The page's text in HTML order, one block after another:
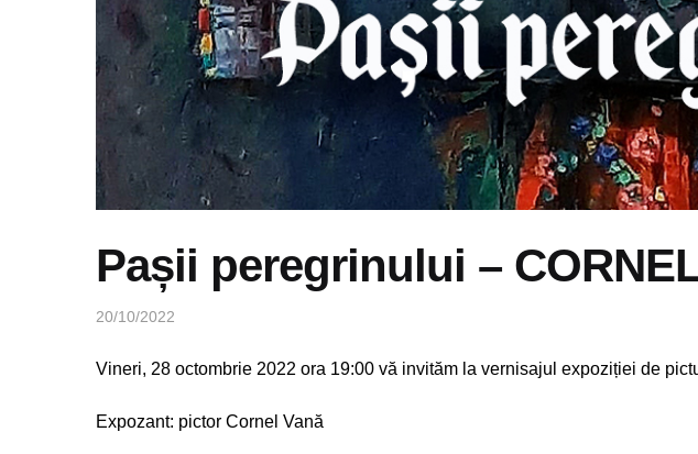
Pașii peregrinului –
20/10/2022
Vineri, 28 octombrie 2022 ora 19:00 vă invităm la vernisajul expoziției de
Expozant: pictor Cornel Vană